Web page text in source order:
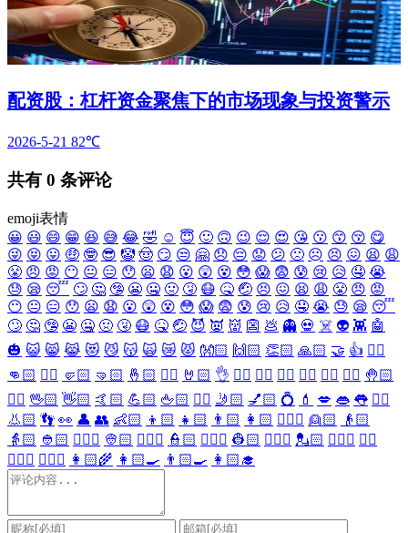
配资股：杠杆资金聚焦下的市场现象与投资警示
2026-5-21 82℃
共有 0 条评论
emoji表情
😀 😃 😄 😁 😆 😅 😂 🤣 ☺️ 😇 🙂 🙃 😉 😌 😍 😘 😗 😙 😚 😋
😜 😝 😛 🤑 🤓 😎 🤡 🤠 😏 😒 🤗 😞 😔 😟 😕 🙁 ☹️ 😣 😖 😫 😩
😤 😠 😡 😶 😐 😑 😯 😦 😧 😮 😲 😵 😳 😱 😨 😰 😢 😥 🤤 😭
😓 😪 😴 🙄 🤔 🤥 😬 🤐 🤢 🤧 😷 🤒 🤕 😣 😖 😫 😩 😤 😠 😡
😶 😐 😑 😯 😦 😧 😮 😲 😵 😳 😱 😨 😰 😢 😥 🤤 😭 😓 😪 😴
🙄 🤔 🤥 😬 🤐 🤢 🤧 😷 🤒 🤕 😈 👿 👹 👺 💩 👻 💀 ☠️ 👽 👾 🤖
🎃 😺 😸 😹 😻 😼 😽 🙀 😿 😾 👐🏻 🙌🏻 👏🏻 🙏🏻 🤝 👍 👎🏻
👊🏻 ✊🏻 🤛🏻 🤜🏻 🤞🏻 ✌🏻 🤘🏻 👌 👈🏻 👉🏻 👆🏻 👇🏻 ☝🏻 ✋🏻 🤚🏻
🖐🏻 🖖🏻 👋🏻 🤙🏻 💪🏻 🖕🏻 ✍🏻 🤳🏻 💅🏻 💍 💄 💋 👄 👅 👂🏻
👃🏻 👣 👀 👤 👥 👶🏻 👦🏻 👧🏻 👨🏻 👩🏻 👱🏻‍♀️ 👱🏻
👴🏻
👵🏻 👲🏻 👳🏻‍♀️ 👳🏻 👮🏻‍♀️ 👮🏻 👷🏻‍♀️ 👷🏻 💂🏻‍♀️ 💂🏻 🕵🏻‍♀️ 🕵🏻
👩🏻‍⚕️ 👨🏻‍⚕️ 👩🏻‍🌾 👩🏻‍🍳 👨🏻‍🍳 👩🏻‍🎓